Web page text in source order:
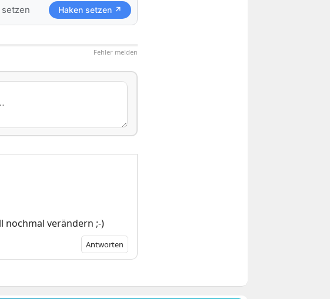
Haken setzen ↗
Fehler melden
nochmal verändern ;-)
Antworten